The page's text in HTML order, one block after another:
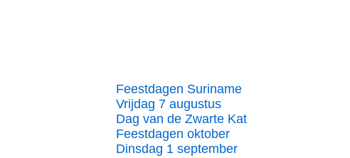
Feestdagen Suriname
Vrijdag 7 augustus
Dag van de Zwarte Kat
Feestdagen oktober
Dinsdag 1 september